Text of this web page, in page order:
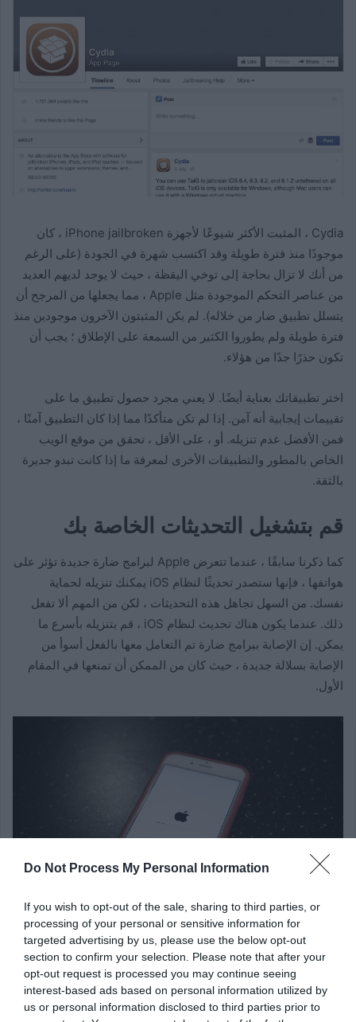
Do Not Process My Personal Information
If you wish to opt-out of the sale, sharing to third parties, or
processing of your personal or sensitive information for
targeted advertising by us, please use the below opt-out
section to confirm your selection. Please note that after your
opt-out request is processed you may continue seeing
interest-based ads based on personal information utilized by
us or personal information disclosed to third parties prior to
Cydia ، المثبت الأكثر شيوعًا لأجهزة iPhone jailbroken ، كان
موجودًا منذ فترة طويلة وقد اكتسب شهرة في الجودة (على الرغم
من أنك لا تزال بحاجة إلى توخي اليقظة ، حيث لا يوجد لديهم العديد
من عناصر التحكم الموجودة مثل Apple ، مما يجعلها من المرجح أن
يتسلل تطبيق ضار من خلاله). لم يكن المثبتون الآخرون موجودين منذ
فترة طويلة ولم يطوروا الكثير من السمعة على الإطلاق ؛ يجب أن
تكون حذرًا جدًا من هؤلاء.
اختر تطبيقاتك بعناية أيضًا. لا يعني مجرد حصول تطبيق ما على
تقييمات إيجابية أنه آمن. إذا لم تكن متأكدًا مما إذا كان التطبيق آمنًا ،
فمن الأفضل عدم تنزيله. أو ، على الأقل ، تحقق من موقع الويب
الخاص بالمطور والتطبيقات الأخرى لمعرفة ما إذا كانت تبدو جديرة
بالثقة.
قم بتشغيل التحديثات الخاصة بك
كما ذكرنا سابقًا ، عندما تتعرض Apple لبرامج ضارة جديدة تؤثر على
هواتفها ، فإنها ستصدر تحديثًا لنظام iOS يمكنك تنزيله لحماية
نفسك. من السهل تجاهل هذه التحديثات ، لكن من المهم ألا تفعل
ذلك. عندما يكون هناك تحديث لنظام iOS ، قم بتنزيله بأسرع ما
يمكن. إن الإصابة ببرامج ضارة تم التعامل معها بالفعل أسوأ من
الإصابة بسلالة جديدة ، حيث كان من الممكن أن تمنعها في المقام
الأول.
كيف تعرف أن هناك تحديثًا لنظام iOS؟ ستحصل على شارة التطبيق
في تطبيق “الإعدادات” – ستظهر فقاعة حمراء صغيرة في الزاوية
العلوية اليمنى ، وعادةً ما يكون بها “1”. إذا رأيت هذا ، فانقر فوقه